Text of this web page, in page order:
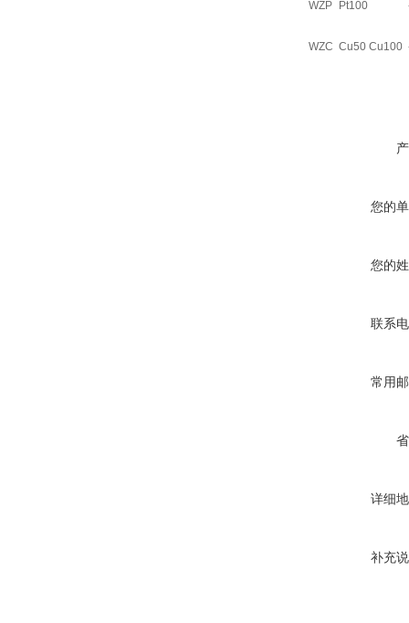
WZP Pt100
WZC Cu50 Cu100
您的
您的
联系
常用
详细
补充